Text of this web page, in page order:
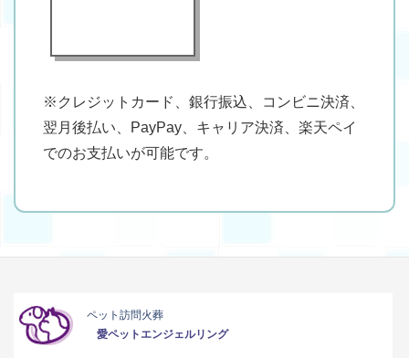
※クレジットカード、銀行振込、コンビニ決済、
翌月後払い、PayPay、キャリア決済、楽天ペイ
でのお支払いが可能です。
ペット訪問火葬
愛ペットエンジェルリング